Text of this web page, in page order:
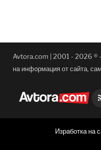
Avtora.com | 2001 - 2026 ® -
на информация от сайта,
Изработка на